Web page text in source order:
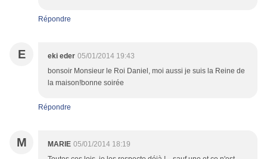
Répondre
E eki eder 05/01/2014 19:43
bonsoir Monsieur le Roi Daniel, moi aussi je suis la Reine de
la maison!bonne soirée
Répondre
M MARIE 05/01/2014 18:19